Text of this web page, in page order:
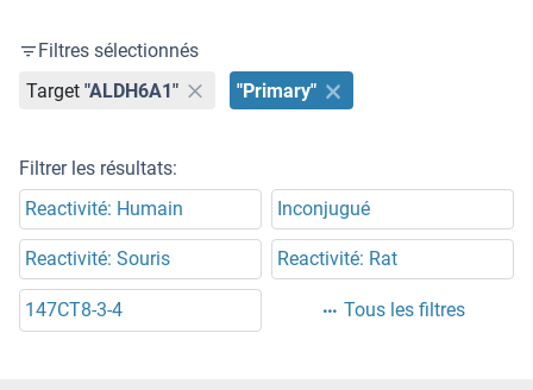
Filtres sélectionnés
Target "ALDH6A1" "Primary"
Filtrer les résultats:
Reactivité: Humain
Inconjugué
Reactivité: Souris Reactivité: Rat
147CT8-3-4 Tous les filtres